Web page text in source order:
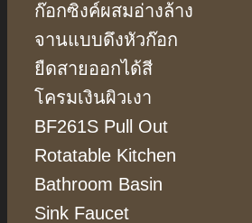
ก๊อกซิงค์ผสมอ่างล้าง
จานแบบดึงหัวก๊อก
ยืดสายออกได้สี
โครมเงินผิวเงา
BF261S Pull Out
Rotatable Kitchen
Bathroom Basin
Sink Faucet